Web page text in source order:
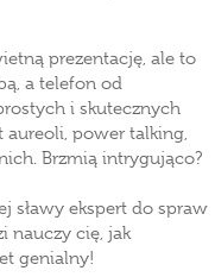
prezentację, ale to
a telefon od
i skutecznych
power talking,
Brzmią intrygująco?
sławy ekspert do spraw
nauczy cię, jak
genialny!